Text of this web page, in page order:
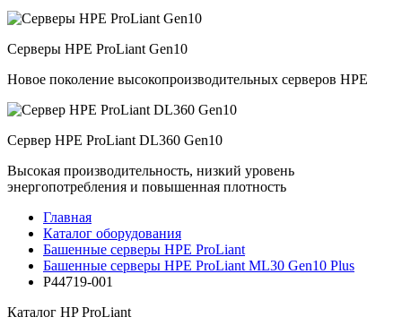
Серверы HPE ProLiant Gen10
Новое поколение высокопроизводительных серверов HPE
Сервер HPE ProLiant DL360 Gen10
Высокая производительность, низкий уровень
энергопотребления и повышенная плотность
Главная
Каталог оборудования
Башенные серверы HPE ProLiant
Башенные серверы HPE ProLiant ML30 Gen10 Plus
P44719-001
Каталог HP ProLiant